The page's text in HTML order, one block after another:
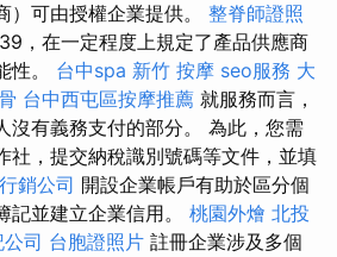
）可由授權企業提供。 整脊師證照
，在一定程度上規定了產品供應商
性。 台中spa 新竹 按摩 seo服務 大
台中西屯區按摩推薦 就服務而言，
沒有義務支付的部分。 為此，您需
社，提交納稅識別號碼等文件，並填
銷公司 開設企業帳戶有助於區分個
記並建立企業信用。 桃園外燴 北投
司 台胞證照片 註冊企業涉及多個